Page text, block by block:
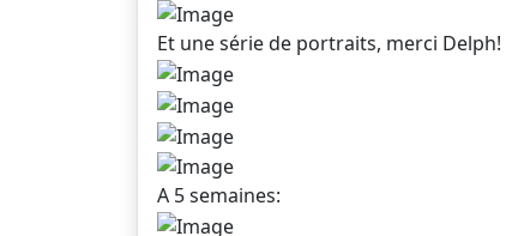
Et une série de portraits, merci Delph!
A 5 semaines: